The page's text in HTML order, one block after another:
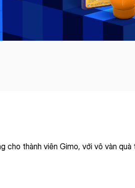
thành viên Gimo, với vô vàn quà